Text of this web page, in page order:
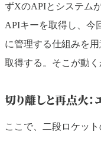
ずXのAPIとシステム
APIキーを取得し、今
に管理する仕組みを
取得する。そこが動く
切り離しと再点火：
ここで、二段ロケット